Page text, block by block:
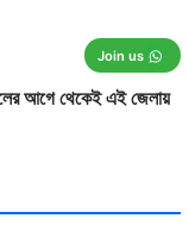
আগে থেকেই এই জেলায়
Join us